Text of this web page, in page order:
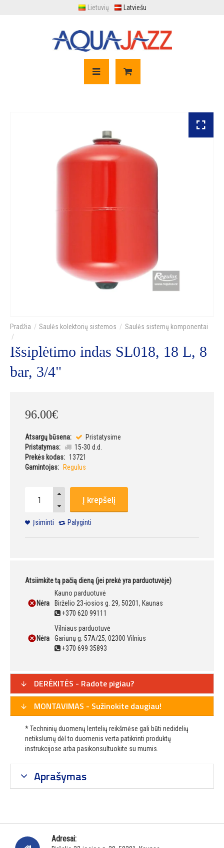
Lietuvių Latviešu
Saulės kolektorių sistemos Saulės sistemų komponentai
Išsiplėtimo indas SL018, 18 L, 8
bar, 3/4"
96.00€
Atsargų būsena:
Pristatysime
Pristatymas:
15-30 d.d.
Prekės kodas: 13721
Gamintojas:
Regulus
Į krepšelį
Įsiminti Palyginti
Atsiimkite tą pačią dieną (jei prekė yra parduotuvėje)
Nėra
Kauno parduotuvė
Birželio 23-iosios g. 29, 50201, Kaunas
+370 620 99111
Nėra
Vilniaus parduotuvė
Gariūnų g. 57A/25, 02300 Vilnius
+370 699 35893
DERĖKITĖS - Radote pigiau?
MONTAVIMAS - Sužinokite daugiau!
* Techninių duomenų lentelių reikšmėse gali būti nedidelių
netikslumų dėl to duomenis verta patikrinti produktų
instrukcijose arba pasikonsultuokite su mumis.
Aprašymas
Adresai: